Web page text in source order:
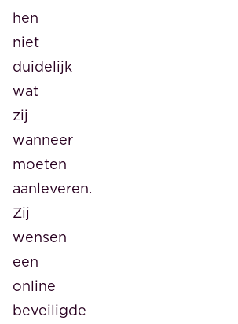
hen
niet
duidelijk
wat
zij
wanneer
moeten
aanleveren.
Zij
wensen
een
online
beveiligde